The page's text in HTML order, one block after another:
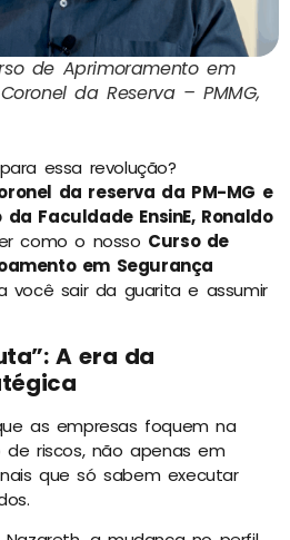
de Aprimoramento em
da Reserva – PMMG,
essa revolução?
da reserva da PM-MG e
Faculdade EnsinE, Ronaldo
como o nosso Curso de
em Segurança
você sair da guarita e assumir
A era da
as empresas foquem na
riscos, não apenas em
que só sabem executar